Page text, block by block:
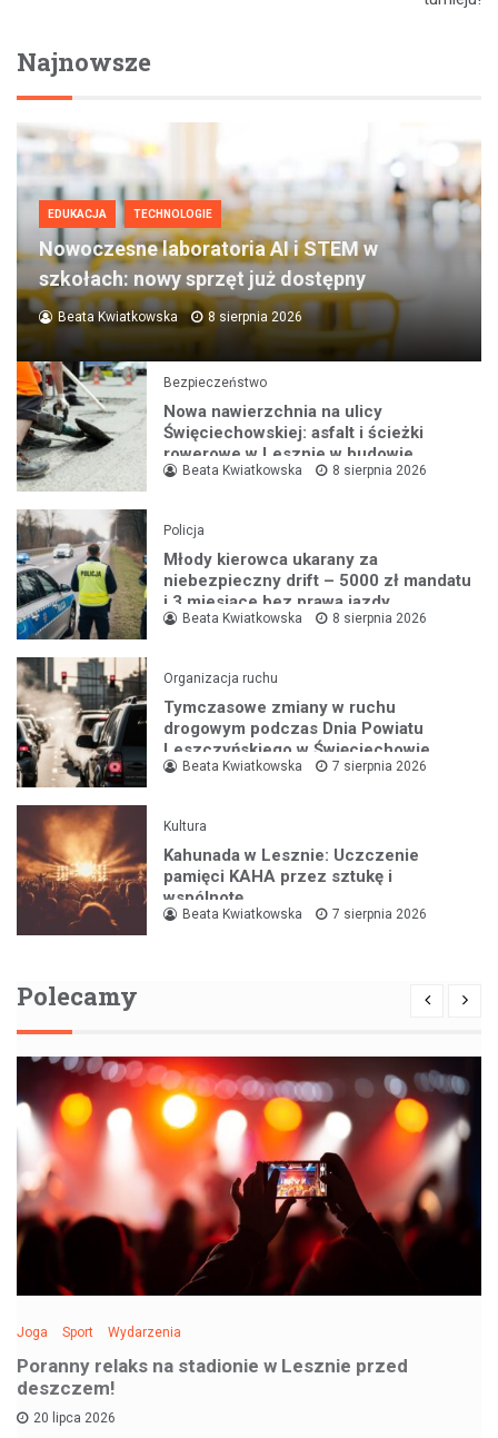
Najnowsze
EDUKACJA TECHNOLOGIE
Nowoczesne laboratoria AI i STEM w
szkołach: nowy sprzęt już dostępny
Beata Kwiatkowska 8 sierpnia 2026
Bezpieczeństwo
Nowa nawierzchnia na ulicy
Święciechowskiej: asfalt i ścieżki
rowerowe w Lesznie w budowie
Beata Kwiatkowska 8 sierpnia 2026
Policja
Młody kierowca ukarany za
niebezpieczny drift – 5000 zł mandatu
i 3 miesiące bez prawa jazdy
Beata Kwiatkowska 8 sierpnia 2026
Organizacja ruchu
Tymczasowe zmiany w ruchu
drogowym podczas Dnia Powiatu
Leszczyńskiego w Święciechowie
Beata Kwiatkowska 7 sierpnia 2026
Kultura
Kahunada w Lesznie: Uczczenie
pamięci KAHA przez sztukę i
wspólnotę
Beata Kwiatkowska 7 sierpnia 2026
Polecamy
Joga Sport Wydarzenia
Poranny relaks na stadionie w Lesznie przed
deszczem!
20 lipca 2026